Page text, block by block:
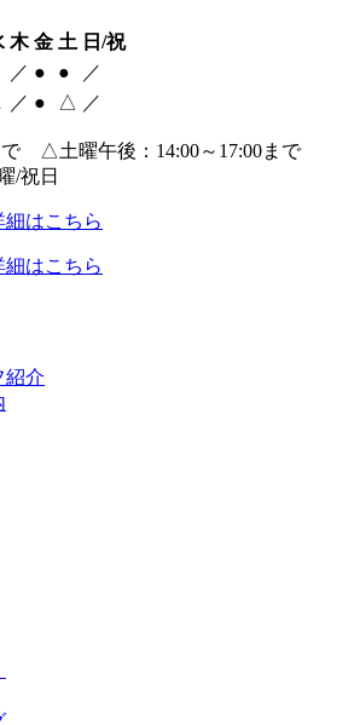
木 金 土 日/祝
／ ● ●
／
／ ● △ ／
で △土曜午後：14:00～17:00まで
/祝日
紹介